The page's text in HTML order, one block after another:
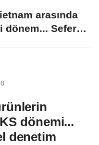
arasında
dönem... Sefer
dönemi...
denetim